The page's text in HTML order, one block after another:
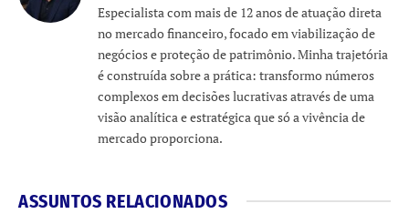
Especialista com mais de 12 anos de atuação direta
no mercado financeiro, focado em viabilização de
negócios e proteção de patrimônio. Minha trajetória
é construída sobre a prática: transformo números
complexos em decisões lucrativas através de uma
visão analítica e estratégica que só a vivência de
mercado proporciona.
ASSUNTOS RELACIONADOS